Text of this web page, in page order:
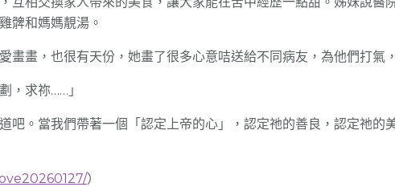
髀和媽媽靚湯。
畫，也很有天份，她畫了很多心意咭送給不同病友，為他們打氣
，求祢……」
。當我們帶著一個「認定上帝的心」，認定祂的善良，認定祂的
）